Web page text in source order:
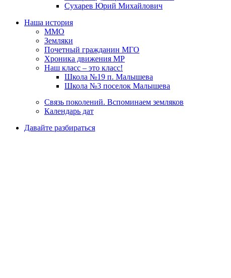
Сухарев Юрий Михайлович
Наша история
ММО
Земляки
Почетный гражданин МГО
Хроника движения МР
Наш класс – это класс!
Школа №19 п. Малышева
Школа №3 поселок Малышева
Связь поколений. Вспоминаем земляков
Календарь дат
Давайте разбираться